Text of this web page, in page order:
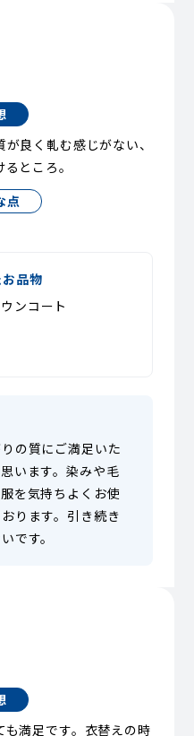
良く軋む感じがない、
ところ。
点
品物
ンコート
の質にご満足いた
います。染みや毛
を気持ちよくお使
ります。引き続き
です。
満足です。衣替えの時